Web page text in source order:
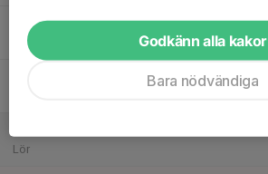
Tor
Lör
Godkänn alla kakor
Bara nödvändiga